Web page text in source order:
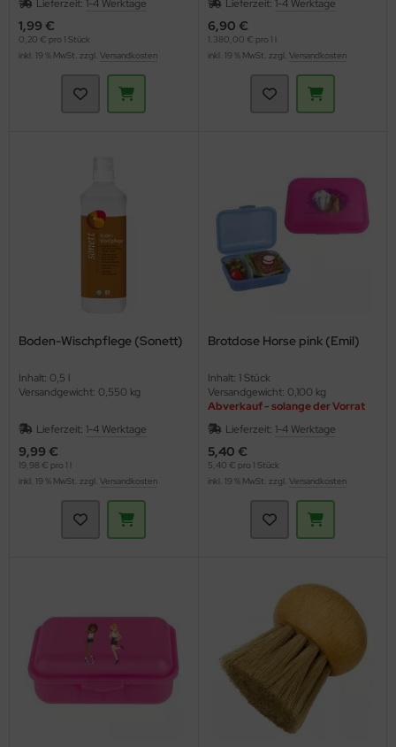
Lieferzeit: 1-4 Werktage
1,99 €
0,20 € pro 1 Stück
inkl. 19 % MwSt. zzgl. Versandkosten
Lieferzeit: 1-4 Werktage
6,90 €
1.380,00 € pro 1 l
inkl. 19 % MwSt. zzgl. Versandkosten
Boden-Wischpflege (Sonett)
Inhalt: 0,5 l
Versandgewicht: 0,550 kg
Lieferzeit: 1-4 Werktage
9,99 €
19,98 € pro 1 l
inkl. 19 % MwSt. zzgl. Versandkosten
Brotdose Horse pink (Emil)
Inhalt: 1 Stück
Versandgewicht: 0,100 kg
Abverkauf - solange der Vorrat
reicht
Lieferzeit: 1-4 Werktage
5,40 €
5,40 € pro 1 Stück
inkl. 19 % MwSt. zzgl. Versandkosten